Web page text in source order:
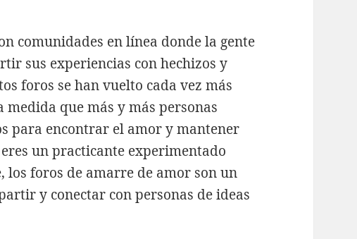
comunidades en línea donde la gente
sus experiencias con hechizos y
foros se han vuelto cada vez más
que más y más personas
para encontrar el amor y mantener
un practicante experimentado
foros de amarre de amor son un
y conectar con personas de ideas